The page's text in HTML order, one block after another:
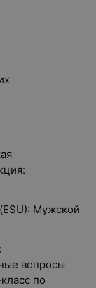
Мужской
вопросы
по